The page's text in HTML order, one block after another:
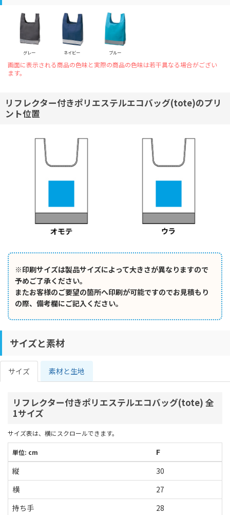
グレー ネイビー ブルー
画面に表示される商品の色味と実際の商品の色味は若干異なる場合がござい
ます。
リフレクター付きポリエステルエコバッグ(tote)のプリ
ント位置
※印刷サイズは製品サイズによって大きさが異なりますので
予めご了承ください。
またお客様のご要望の箇所へ印刷が可能ですのでお見積もり
の際、備考欄にご記入ください。
サイズと素材
サイズ 素材と生地
リフレクター付きポリエステルエコバッグ(tote) 全
1サイズ
サイズ表は、横にスクロールできます。
単位: cm
F
縦
30
横
27
持ち手
28